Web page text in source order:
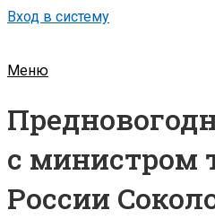
Вход в систему
Меню
c министром
России